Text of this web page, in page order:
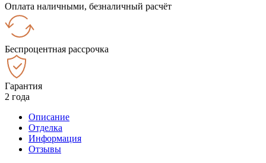
Оплата наличными, безналичный расчёт
Беспроцентная рассрочка
Гарантия
2 года
Описание
Отделка
Информация
Отзывы